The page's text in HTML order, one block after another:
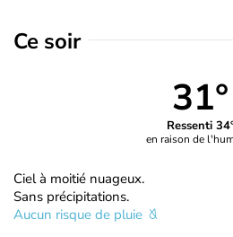
Ce soir
31°
Ressenti
en raison de
Ciel à moitié nuageux.
Sans précipitations.
Aucun risque de pluie